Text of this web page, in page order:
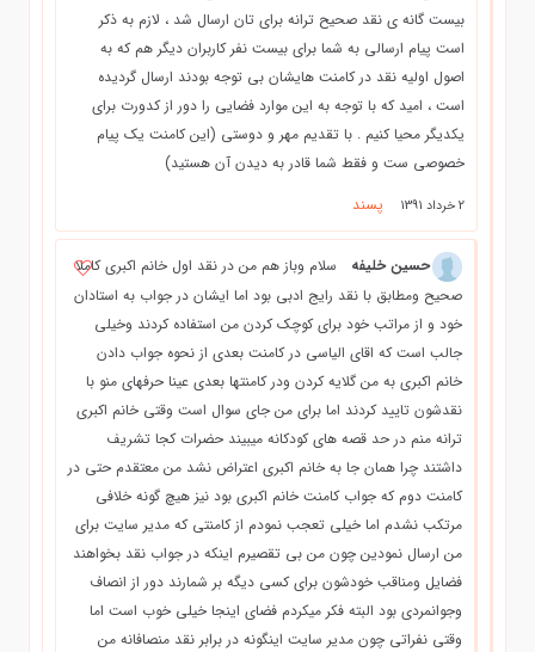
بیست گانه ی نقد صحیح ترانه برای تان ارسال شد ، لازم به ذکر
است پیام ارسالی به شما برای بیست نفر کاربران دیگر هم که به
اصول اولیه نقد در کامنت هایشان بی توجه بودند ارسال گردیده
است ، امید که با توجه به این موارد فضایی را دور از کدورت برای
یکدیگر محیا کنیم . با تقدیم مهر و دوستی (این کامنت یک پیام
خصوصی ست و فقط شما قادر به دیدن آن هستید)
2 خرداد 1391 پسند
حسین خلیفه
سلام وباز هم من در نقد اول خانم اکبری کاملا
صحیح ومطابق با نقد رایج ادبی بود اما ایشان در جواب به استادان
خود و از مراتب خود برای کوچک کردن من استفاده کردند وخیلی
جالب است که اقای الیاسی در کامنت بعدی از نحوه جواب دادن
خانم اکبری به من گلایه کردن ودر کامنتها بعدی عینا حرفهای منو با
نقدشون تایید کردند اما برای من جای سوال است وقتی خانم اکبری
ترانه منم در حد قصه های کودکانه میبیند حضرات کجا تشریف
داشتند چرا همان جا به خانم اکبری اعتراض نشد من معتقدم حتی در
کامنت دوم که جواب کامنت خانم اکبری بود نیز هیچ گونه خلافی
مرتکب نشدم اما خیلی تعجب نمودم از کامنتی که مدیر سایت برای
من ارسال نمودین چون من بی تقصیرم اینکه در جواب نقد بخواهند
فضایل ومناقب خودشون برای کسی دیگه بر شمارند دور از انصاف
وجوانمردی بود البته فکر میکردم فضای اینجا خیلی خوب است اما
وقتی نفراتی چون مدیر سایت اینگونه در برابر نقد منصافانه من